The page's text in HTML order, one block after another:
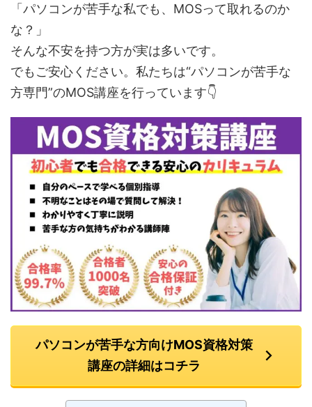
「パソコンが苦手な私でも、MOSって取れるのか
な？」
そんな不安を持つ方が実は多いです。
でもご安心ください。私たちは“パソコンが苦手な
方専門”のMOS講座を行っています👇
パソコンが苦手な方向けMOS資格対策
講座の詳細はコチラ